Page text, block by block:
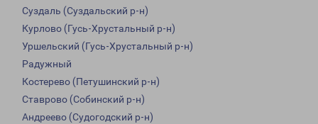
Суздаль (Суздальский р-н)
Курлово (Гусь-Хрустальный р-н)
Уршельский (Гусь-Хрустальный р-н)
Радужный
Костерево (Петушинский р-н)
Ставрово (Собинский р-н)
Андреево (Судогодский р-н)